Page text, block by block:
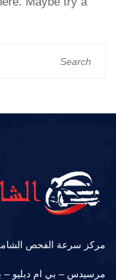
مركز سرعة الفحص
مرسيدس – بي ام دبليو –